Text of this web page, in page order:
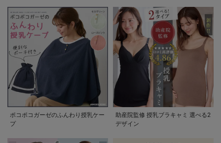
ポコポコガーゼのふんわり授乳ケー
プ
助産院監修 授乳ブラキャミ 選べる2
デザイン